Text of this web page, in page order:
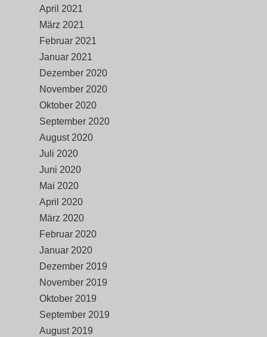
April 2021
März 2021
Februar 2021
Januar 2021
Dezember 2020
November 2020
Oktober 2020
September 2020
August 2020
Juli 2020
Juni 2020
Mai 2020
April 2020
März 2020
Februar 2020
Januar 2020
Dezember 2019
November 2019
Oktober 2019
September 2019
August 2019